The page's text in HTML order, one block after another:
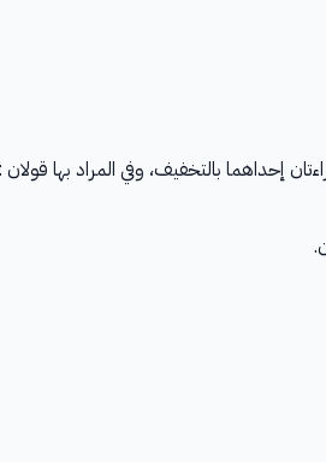
إحداهما بالتخفيف، وفي المراد بها قولان :